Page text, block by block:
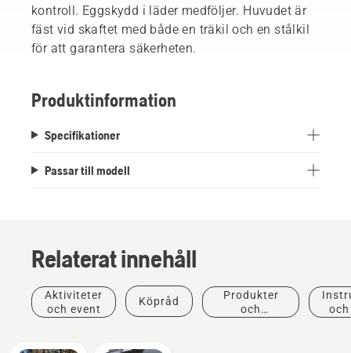
kontroll. Eggskydd i läder medföljer. Huvudet är
fäst vid skaftet med både en träkil och en stålkil
för att garantera säkerheten.
Produktinformation
Specifikationer
Passar till modell
Relaterat innehåll
Aktiviteter
och event
Köpråd
Produkter
och